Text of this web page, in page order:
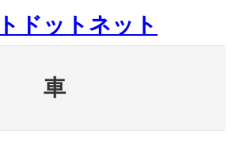
ドットネット
車